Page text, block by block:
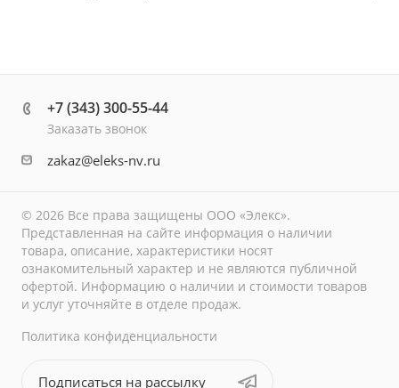
+7 (343) 300-55-44
Заказать звонок
zakaz@eleks-nv.ru
© 2026 Все права защищены ООО «Элекс».
Представленная на сайте информация о наличии
товара, описание, характеристики носят
ознакомительный характер и не являются публичной
офертой. Информацию о наличии и стоимости товаров
и услуг уточняйте в отделе продаж.
Политика конфиденциальности
Подписаться на рассылку